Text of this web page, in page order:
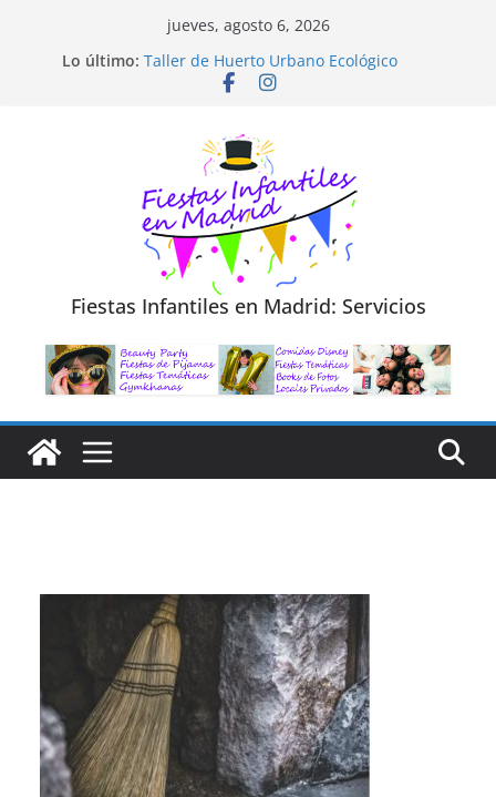
jueves, agosto 6, 2026
Lo último: Taller de Huerto Urbano Ecológico
TALLER FOTOGRAFÍA LA NATURALEZA
Trivial Virtual para niños
Fiestas Infantiles en Madrid: Servicios